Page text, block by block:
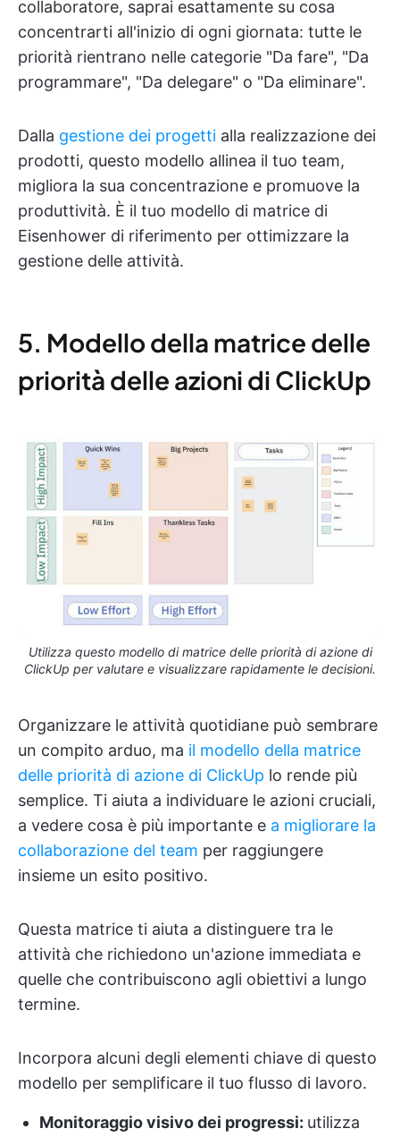
collaboratore, saprai esattamente su cosa
concentrarti all'inizio di ogni giornata: tutte le
priorità rientrano nelle categorie "Da fare", "Da
programmare", "Da delegare" o "Da eliminare".
Dalla gestione dei progetti alla realizzazione dei
prodotti, questo modello allinea il tuo team,
migliora la sua concentrazione e promuove la
produttività. È il tuo modello di matrice di
Eisenhower di riferimento per ottimizzare la
gestione delle attività.
5. Modello della matrice delle
priorità delle azioni di ClickUp
Utilizza questo modello di matrice delle priorità di azione di
ClickUp per valutare e visualizzare rapidamente le decisioni.
Organizzare le attività quotidiane può sembrare
un compito arduo, ma il modello della matrice
delle priorità di azione di ClickUp lo rende più
semplice. Ti aiuta a individuare le azioni cruciali,
a vedere cosa è più importante e a migliorare la
collaborazione del team per raggiungere
insieme un esito positivo.
Questa matrice ti aiuta a distinguere tra le
attività che richiedono un'azione immediata e
quelle che contribuiscono agli obiettivi a lungo
termine.
Incorpora alcuni degli elementi chiave di questo
modello per semplificare il tuo flusso di lavoro.
Monitoraggio visivo dei progressi: utilizza